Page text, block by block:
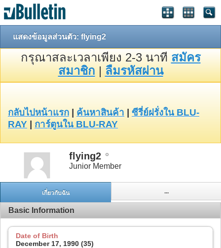
แสดงข้อมูลส่วนตัว: flying2
กรุณาสละเวลาเพียง 2-3 นาที สมัคร
สมาชิก | ลืมรหัสผ่าน
กลับไปหน้าแรก ค้นหาสินค้า
ซีรี่ย์ฝรั่งใน BLU-
RAY
การ์ตูนใน BLU-RAY
flying2
Junior Member
เกี่ยวกับฉัน ...
Basic Information
Date of Birth
December 17, 1990 (35)